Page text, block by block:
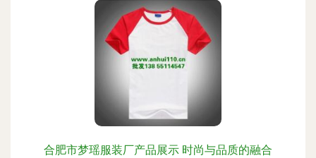
合肥市梦瑶服装厂产品展示 时尚与品质的融合